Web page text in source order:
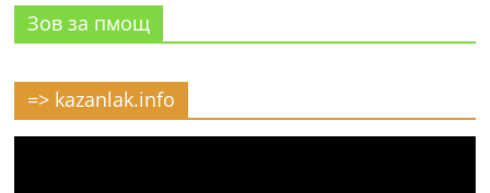
Зов за пмощ
=> kazanlak.info